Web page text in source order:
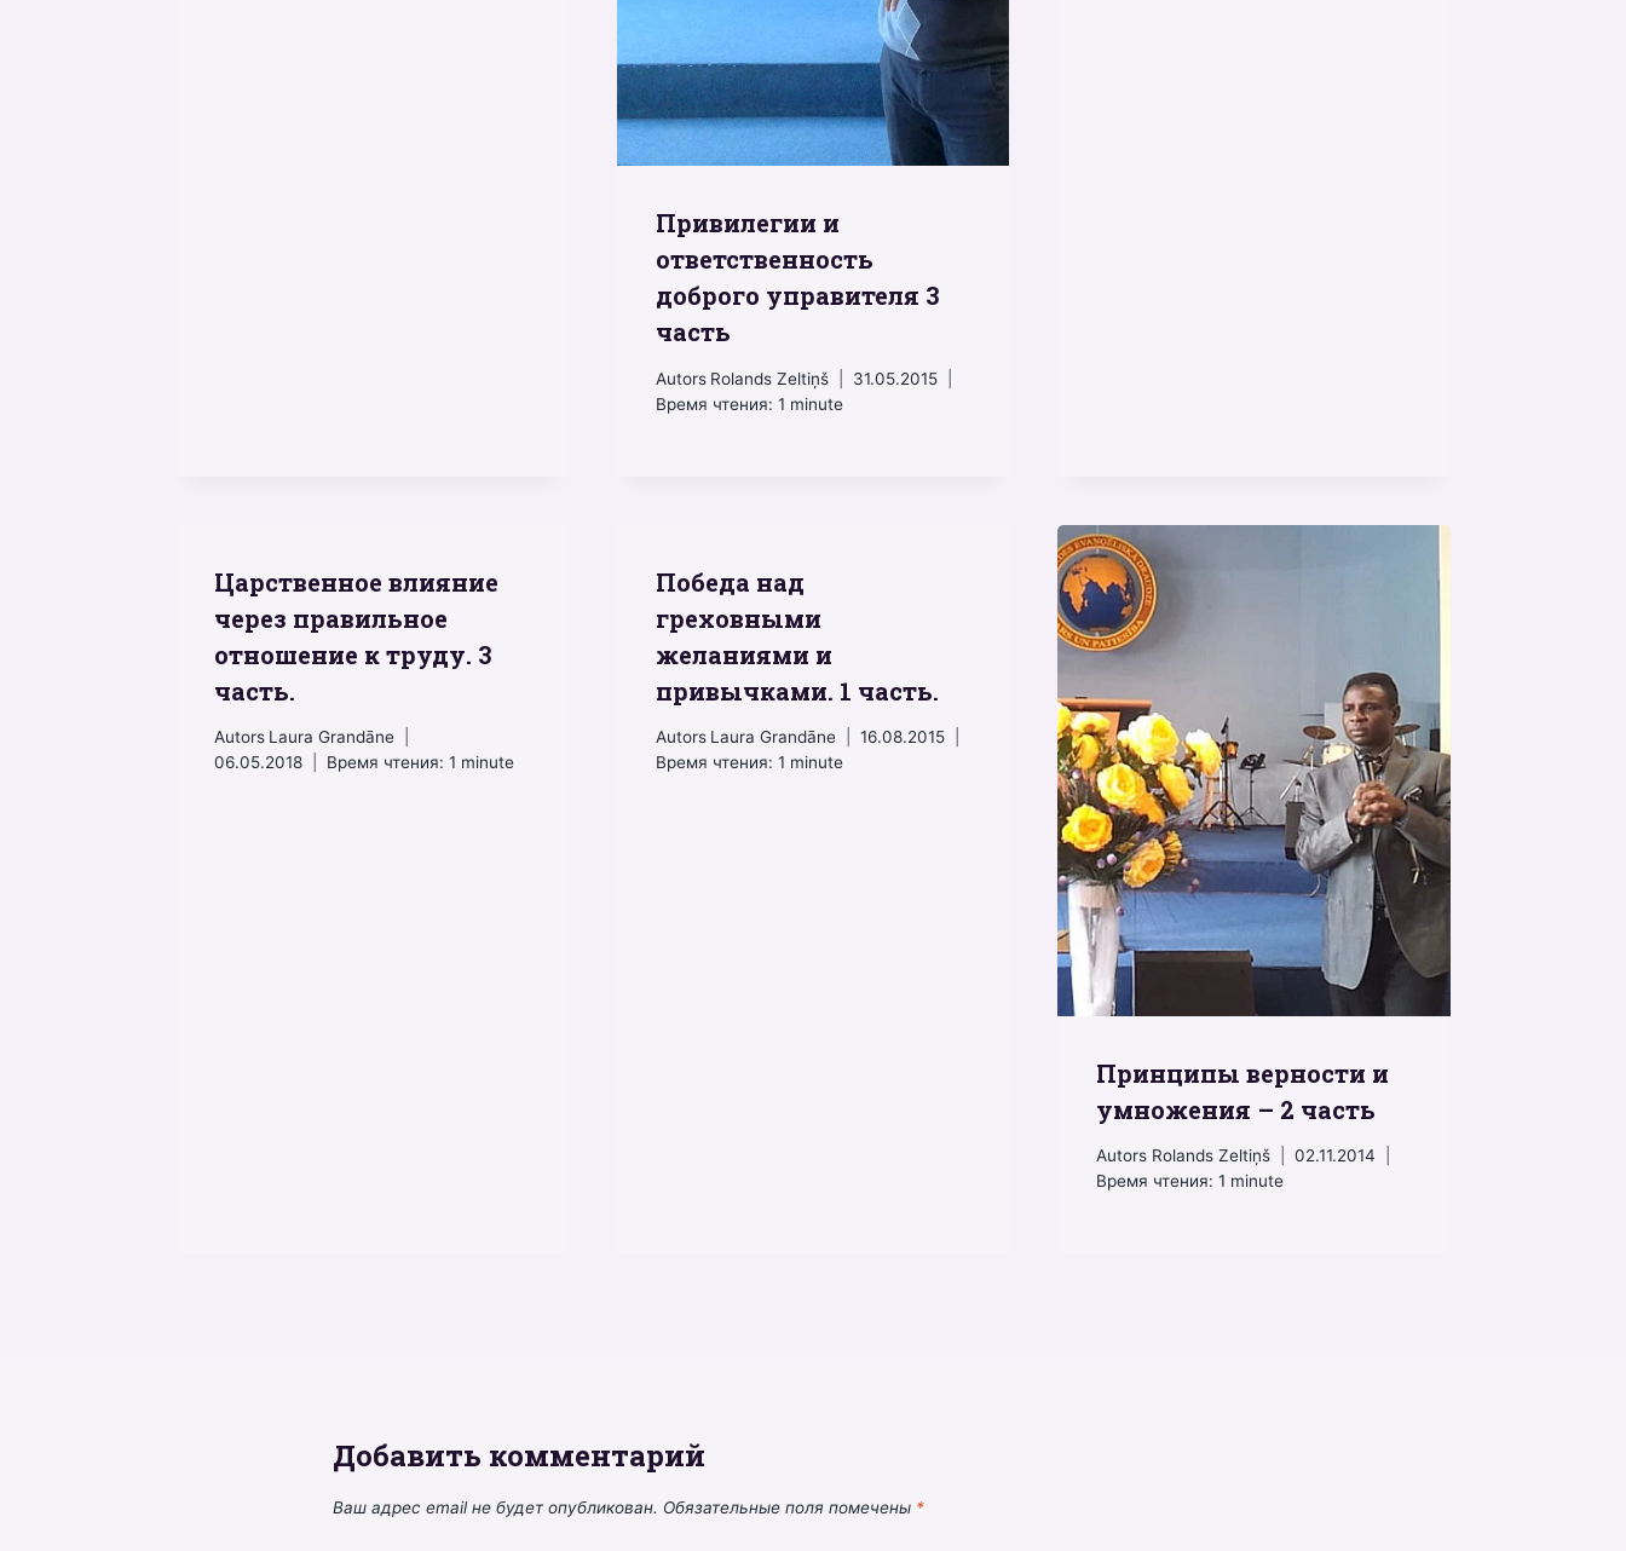
Привилегии и
ответственность
доброго управителя 3
часть
Autors Rolands Zeltiņš
31.05.2015
Время чтения: 1 minute
Царственное влияние
через правильное
отношение к труду. 3
часть.
Autors Laura Grandāne
06.05.2018
Время чтения: 1 minute
Победа над
греховными
желаниями и
привычками. 1 часть.
Autors Laura Grandāne
16.08.2015
Время чтения: 1 minute
Принципы верности и
умножения – 2 часть
Autors Rolands Zeltiņš
02.11.2014
Время чтения: 1 minute
Добавить комментарий
Ваш адрес email не будет опубликован. Обязательные поля помечены *